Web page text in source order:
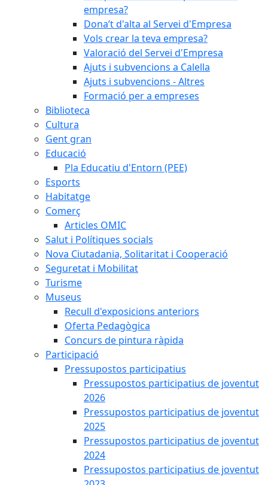
empresa?
Dona’t d'alta al Servei d'Empresa
Vols crear la teva empresa?
Valoració del Servei d'Empresa
Ajuts i subvencions a Calella
Ajuts i subvencions - Altres
Formació per a empreses
Biblioteca
Cultura
Gent gran
Educació
Pla Educatiu d'Entorn (PEE)
Esports
Habitatge
Comerç
Articles OMIC
Salut i Polítiques socials
Nova Ciutadania, Solitaritat i Cooperació
Seguretat i Mobilitat
Turisme
Museus
Recull d'exposicions anteriors
Oferta Pedagògica
Concurs de pintura ràpida
Participació
Pressupostos participatius
Pressupostos participatius de joventut
2026
Pressupostos participatius de joventut
2025
Pressupostos participatius de joventut
2024
Pressupostos participatius de joventut